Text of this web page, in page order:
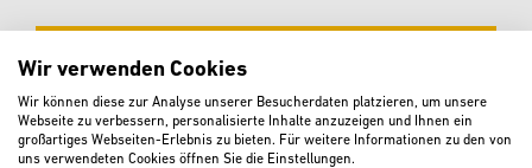
THEMENSEITEN
Azubi-Portal
Wir verwenden Cookies
Wir können diese zur Analyse unserer Besucherdaten platzieren, um unsere
Webseite zu verbessern, personalisierte Inhalte anzuzeigen und Ihnen ein
großartiges Webseiten-Erlebnis zu bieten. Für weitere Informationen zu den von
uns verwendeten Cookies öffnen Sie die Einstellungen.